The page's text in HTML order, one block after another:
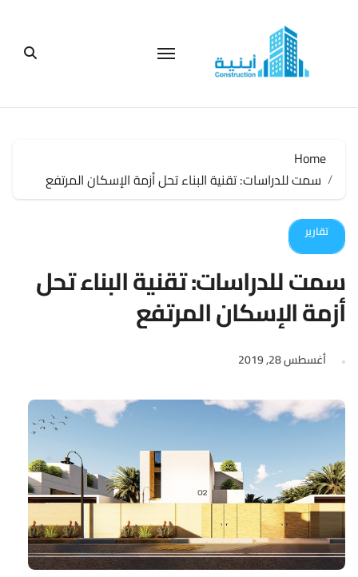
Home
سمت للدراسات: تقنية البناء تحل أزمة الإسكان المرتفع
تقارير
سمت للدراسات: تقنية البناء تحل
أزمة الإسكان المرتفع
أغسطس 28, 2019